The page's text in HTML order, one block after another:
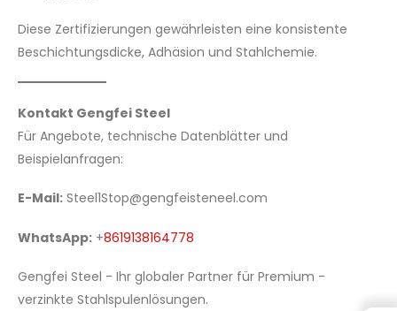
Diese Zertifizierungen gewährleisten eine konsistente
Beschichtungsdicke, Adhäsion und Stahlchemie.
Kontakt Gengfei Steel
Für Angebote, technische Datenblätter und
Beispielanfragen:
E-Mail: Steel1Stop@gengfeisteneel.com
WhatsApp: +8619138164778
Gengfei Steel - Ihr globaler Partner für Premium -
verzinkte Stahlspulenlösungen.